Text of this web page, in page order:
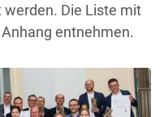
Die Liste mit
entnehmen.